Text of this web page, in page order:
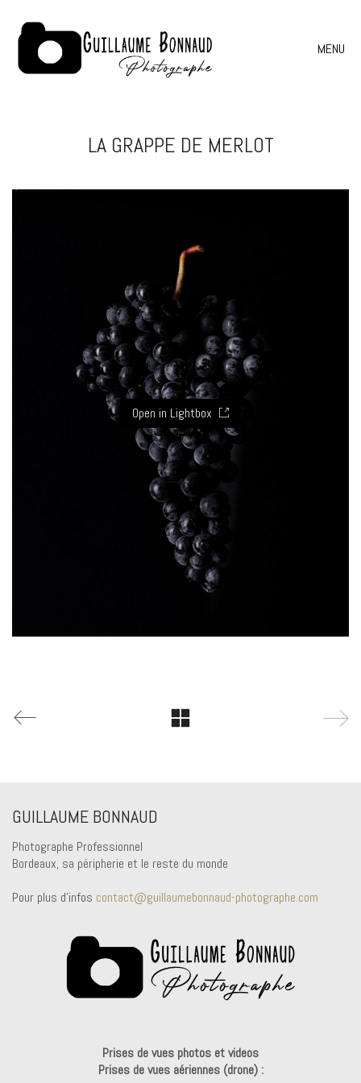
MENU
LA GRAPPE DE MERLOT
Open in Lightbox
GUILLAUME BONNAUD
Photographe Professionnel
Bordeaux, sa péripherie et le reste du monde
Pour plus d'infos contact@guillaumebonnaud-photographe.com
Prises de vues photos et videos
Prises de vues aériennes (drone) :